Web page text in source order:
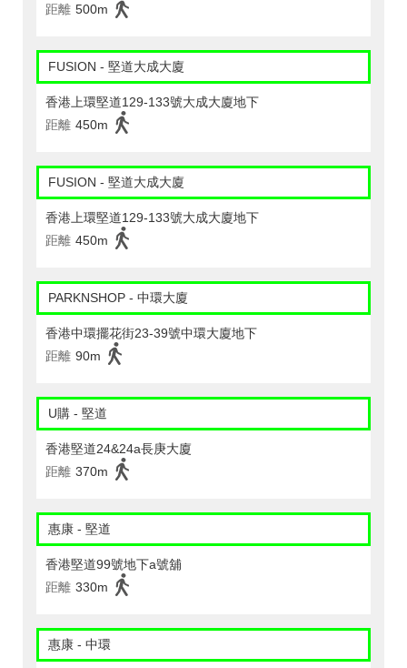
距離 500m
FUSION - 堅道大成大廈
香港上環堅道129-133號大成大廈地下
距離 450m
FUSION - 堅道大成大廈
香港上環堅道129-133號大成大廈地下
距離 450m
PARKNSHOP - 中環大廈
香港中環擺花街23-39號中環大廈地下
距離 90m
U購 - 堅道
香港堅道24&24a長庚大廈
距離 370m
惠康 - 堅道
香港堅道99號地下a號舖
距離 330m
惠康 - 中環